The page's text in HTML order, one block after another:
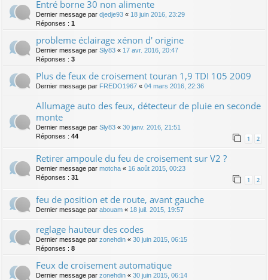
Entré borne 30 non alimente
Dernier message par djedje93 « 18 juin 2016, 23:29
Réponses : 1
probleme éclairage xénon d' origine
Dernier message par Sly83 « 17 avr. 2016, 20:47
Réponses : 3
Plus de feux de croisement touran 1,9 TDI 105 2009
Dernier message par FREDO1967 « 04 mars 2016, 22:36
Allumage auto des feux, détecteur de pluie en seconde
monte
Dernier message par Sly83 « 30 janv. 2016, 21:51
Réponses : 44 1 2
Retirer ampoule du feu de croisement sur V2 ?
Dernier message par motcha « 16 août 2015, 00:23
Réponses : 31 1 2
feu de position et de route, avant gauche
Dernier message par abouam « 18 juil. 2015, 19:57
reglage hauteur des codes
Dernier message par zonehdin « 30 juin 2015, 06:15
Réponses : 8
Feux de croisement automatique
Dernier message par zonehdin « 30 juin 2015, 06:14